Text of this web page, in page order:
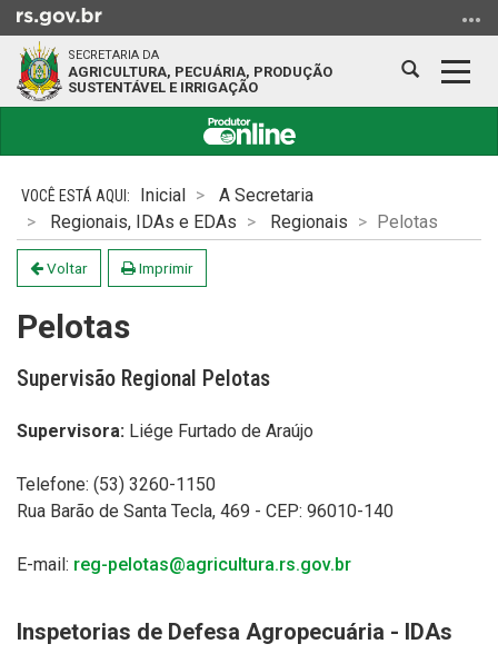
para
conteúdo
menu
para
SECRETARIA DA
AGRICULTURA, PECUÁRIA, PRODUÇÃO
SUSTENTÁVEL E IRRIGAÇÃO
Abrir
conteúdo
Inicial
A Secretaria
Regionais, IDAs e EDAs
Regionais Pelotas
Voltar Imprimir
Pelotas
Supervisão Regional Pelotas
Supervisora: Liége Furtado de Araújo
Telefone: (53) 3260-1150
Rua Barão de Santa Tecla, 469 - CEP: 96010-140
E-mail: reg-pelotas@agricultura.rs.gov.br
Inspetorias de Defesa Agropecuária - IDAs